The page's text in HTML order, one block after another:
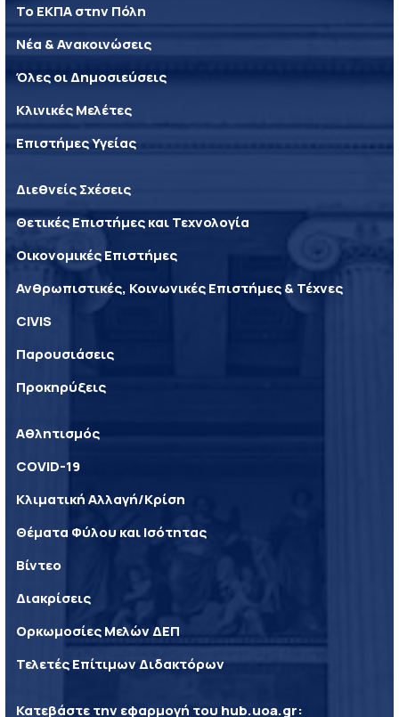
Το ΕΚΠΑ στην Πόλη
Νέα & Ανακοινώσεις
Όλες οι Δημοσιεύσεις
Κλινικές Μελέτες
Επιστήμες Υγείας
Διεθνείς Σχέσεις
Θετικές Επιστήμες και Τεχνολογία
Οικονομικές Επιστήμες
Ανθρωπιστικές, Κοινωνικές Επιστήμες & Τέχνες
CIVIS
Παρουσιάσεις
Προκηρύξεις
Αθλητισμός
COVID-19
Κλιματική Αλλαγή/Κρίση
Θέματα Φύλου και Ισότητας
Βίντεο
Διακρίσεις
Ορκωμοσίες Μελών ΔΕΠ
Τελετές Επίτιμων Διδακτόρων
Κατεβάστε την εφαρμογή του hub.uoa.gr: